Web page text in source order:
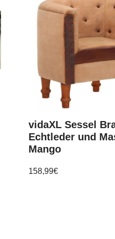
vidaXL Sessel
Echtleder und
Mango
158,99€